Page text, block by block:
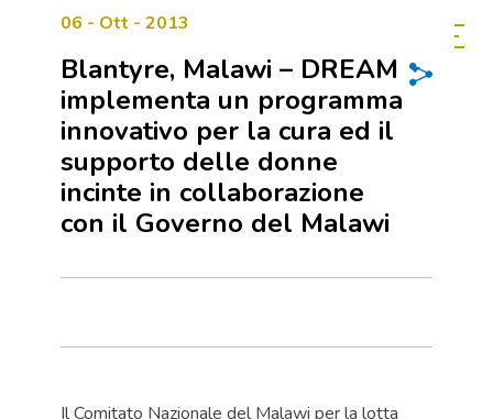
06 - Ott - 2013
Blantyre, Malawi – DREAM
implementa un programma
innovativo per la cura ed il
supporto delle donne
incinte in collaborazione
con il Governo del Malawi
Il Comitato Nazionale del Malawi per la lotta